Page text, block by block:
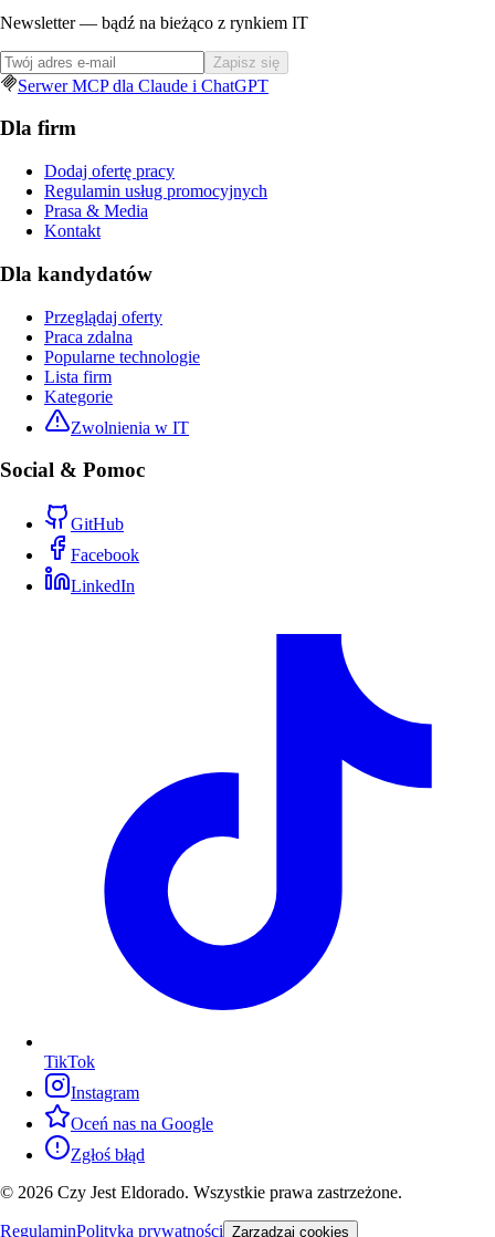
Newsletter — bądź na bieżąco z rynkiem IT
Zapisz się
Serwer MCP dla Claude i ChatGPT
Dla firm
Dodaj ofertę pracy
Regulamin usług promocyjnych
Prasa & Media
Kontakt
Dla kandydatów
Przeglądaj oferty
Praca zdalna
Popularne technologie
Lista firm
Kategorie
Zwolnienia w IT
Social & Pomoc
GitHub
Facebook
LinkedIn
TikTok
Instagram
Oceń nas na Google
Zgłoś błąd
© 2026 Czy Jest Eldorado. Wszystkie prawa zastrzeżone.
RegulaminPolityka prywatności Zarządzaj cookies